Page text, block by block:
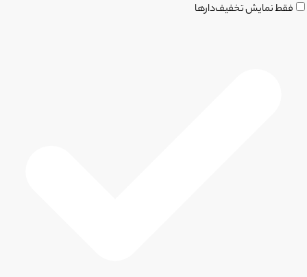
فقط نمایش تخفیف‌دارها